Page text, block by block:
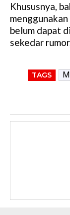
Khususnya,
belum dapat
sekedar
TAGS